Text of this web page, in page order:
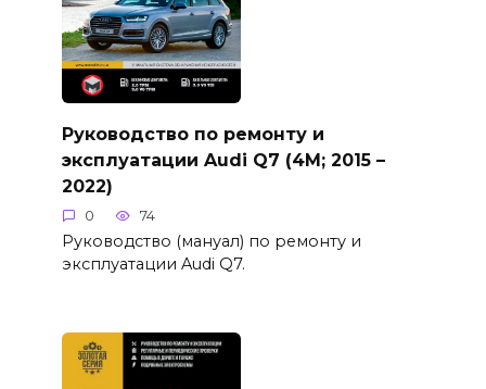
Руководство по ремонту и
эксплуатации Audi Q7 (4M; 2015 –
2022)
0 74
Руководство (мануал) по ремонту и
эксплуатации Audi Q7.